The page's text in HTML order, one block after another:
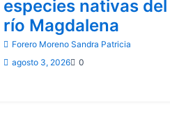
especies nativas del
río Magdalena
Forero Moreno Sandra Patricia
agosto 3, 2026
0